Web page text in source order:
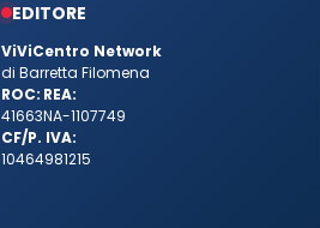
EDITORE
ViViCentro Network
di Barretta Filomena
ROC:
41663
REA:
NA-1107749
CF/P. IVA:
10464981215